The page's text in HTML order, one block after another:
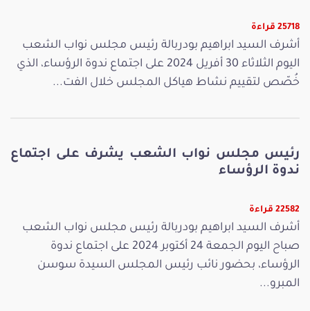
25718 قراءة
أشرف السيد ابراهيم بودربالة رئيس مجلس نواب الشعب
اليوم الثلاثاء 30 أفريل 2024 على اجتماع ندوة الرؤساء، الذي
خُصّص لتقييم نشاط هياكل المجلس خلال الفت...
رئيس مجلس نواب الشعب يشرف على اجتماع
ندوة الرؤساء
22582 قراءة
أشرف السيد ابراهيم بودربالة رئيس مجلس نواب الشعب
صباح اليوم الجمعة 24 أكتوبر 2024 على اجتماع ندوة
الرؤساء، بحضور نائب رئيس المجلس السيدة سوسن
المبرو...